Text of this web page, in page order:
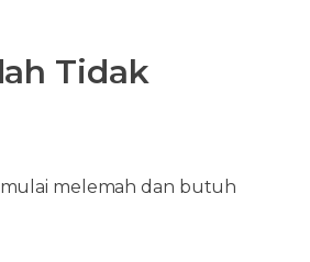
Tidak
mulai melemah dan butuh